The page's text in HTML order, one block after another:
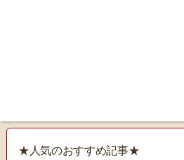
★人気のおすすめ記事★